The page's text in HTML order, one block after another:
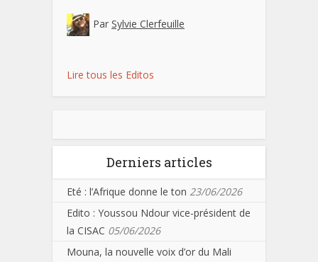
Par Sylvie Clerfeuille
Lire tous les Editos
Derniers articles
Eté : l’Afrique donne le ton 23/06/2026
Edito : Youssou Ndour vice-président de
la CISAC 05/06/2026
Mouna, la nouvelle voix d’or du Mali